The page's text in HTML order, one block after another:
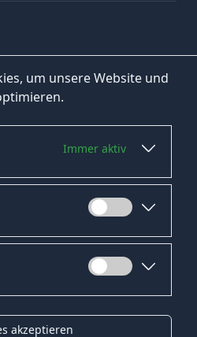
um unsere Website und
Immer aktiv
akzeptieren